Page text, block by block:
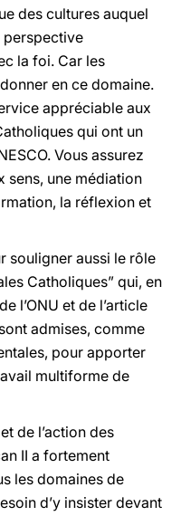
des cultures auquel
perspective
la foi. Car les
en ce domaine.
appréciable aux
qui ont un
Vous assurez
sens, une médiation
la réflexion et
souligner aussi le rôle
Catholiques” qui, en
l’ONU et de l’article
admises, comme
pour apporter
multiforme de
de l’action des
II a fortement
les domaines de
d’y insister devant